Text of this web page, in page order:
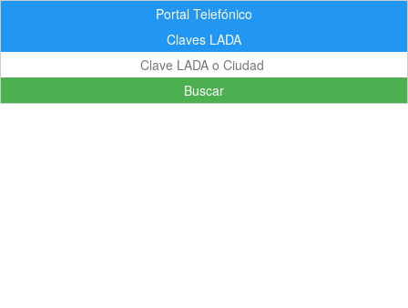
Portal Telefónico
Claves LADA
Buscar